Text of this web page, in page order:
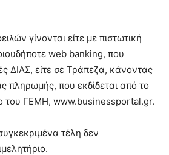
γίνονται είτε με πιστωτική
web banking, που
ΔΙΑΣ, είτε σε Τράπεζα, κάνοντας
πληρωμής, που εκδίδεται από το
του ΓΕΜΗ, www.businessportal.gr.
τέλη δεν